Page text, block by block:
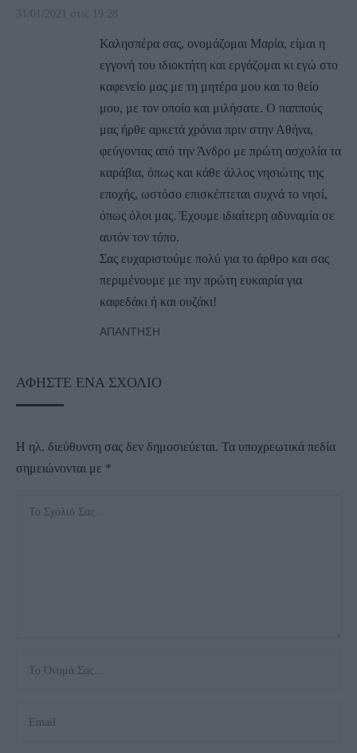
31/01/2021 στις 19:28
Καλησπέρα σας, ονομάζομαι Μαρία, είμαι η
εγγονή του ιδιοκτήτη και εργάζομαι κι εγώ στο
καφενείο μας με τη μητέρα μου και το θείο
μου, με τον οποίο και μιλήσατε. Ο παππούς
μας ήρθε αρκετά χρόνια πριν στην Αθήνα,
φεύγοντας από την Άνδρο με πρώτη ασχολία τα
καράβια, όπως και κάθε άλλος νησιώτης της
εποχής, ωστόσο επισκέπτεται συχνά το νησί,
όπως όλοι μας. Έχουμε ιδιαίτερη αδυναμία σε
αυτόν τον τόπο.
Σας ευχαριστούμε πολύ για το άρθρο και σας
περιμένουμε με την πρώτη ευκαιρία για
καφεδάκι ή και ουζάκι!
ΑΠΆΝΤΗΣΗ
ΑΦΉΣΤΕ ΈΝΑ ΣΧΌΛΙΟ
Η ηλ. διεύθυνση σας δεν δημοσιεύεται. Τα υποχρεωτικά πεδία
σημειώνονται με *